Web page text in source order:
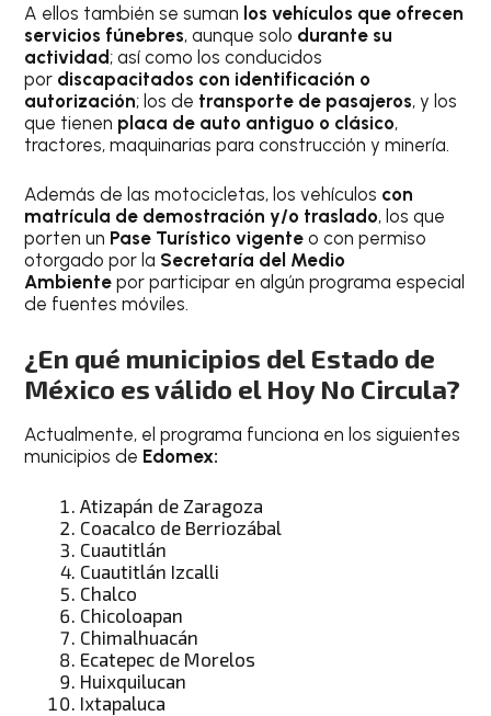
A ellos también se suman los vehículos que ofrecen
servicios fúnebres, aunque solo durante su
actividad; así como los conducidos
por discapacitados con identificación o
autorización; los de transporte de pasajeros, y los
que tienen placa de auto antiguo o clásico,
tractores, maquinarias para construcción y minería.
Además de las motocicletas, los vehículos con
matrícula de demostración y/o traslado, los que
porten un Pase Turístico vigente o con permiso
otorgado por la Secretaría del Medio
Ambiente por participar en algún programa especial
de fuentes móviles.
¿En qué municipios del Estado de
México es válido el Hoy No Circula?
Actualmente, el programa funciona en los siguientes
municipios de Edomex:
Atizapán de Zaragoza
Coacalco de Berriozábal
Cuautitlán
Cuautitlán Izcalli
Chalco
Chicoloapan
Chimalhuacán
Ecatepec de Morelos
Huixquilucan
Ixtapaluca